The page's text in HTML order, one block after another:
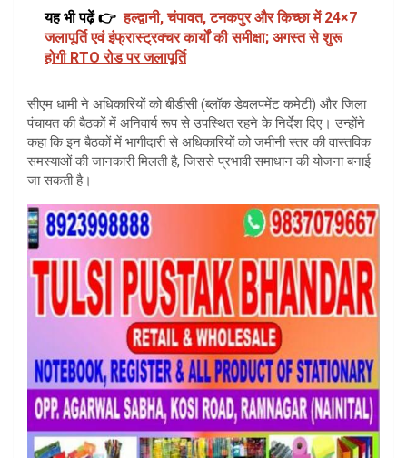
यह भी पढ़ें 👉 हल्द्वानी, चंपावत, टनकपुर और किच्छा में 24×7
जलापूर्ति एवं इंफ्रास्ट्रक्चर कार्यों की समीक्षा; अगस्त से शुरू
होगी RTO रोड पर जलापूर्ति
सीएम धामी ने अधिकारियों को बीडीसी (ब्लॉक डेवलपमेंट कमेटी) और जिला
पंचायत की बैठकों में अनिवार्य रूप से उपस्थित रहने के निर्देश दिए। उन्होंने
कहा कि इन बैठकों में भागीदारी से अधिकारियों को जमीनी स्तर की वास्तविक
समस्याओं की जानकारी मिलती है, जिससे प्रभावी समाधान की योजना बनाई
जा सकती है।